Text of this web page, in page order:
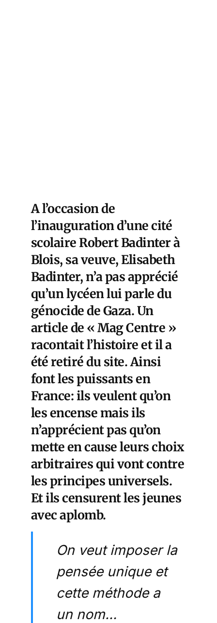
A l’occasion de
l’inauguration d’une cité
scolaire Robert Badinter à
Blois, sa veuve, Elisabeth
Badinter, n’a pas apprécié
qu’un lycéen lui parle du
génocide de Gaza. Un
article de « Mag Centre »
racontait l’histoire et il a
été retiré du site. Ainsi
font les puissants en
France: ils veulent qu’on
les encense mais ils
n’apprécient pas qu’on
mette en cause leurs choix
arbitraires qui vont contre
les principes universels.
Et ils censurent les jeunes
avec aplomb.
On veut imposer la
pensée unique et
cette méthode a
un nom…